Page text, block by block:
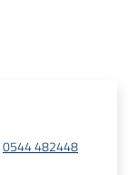
0544 482448